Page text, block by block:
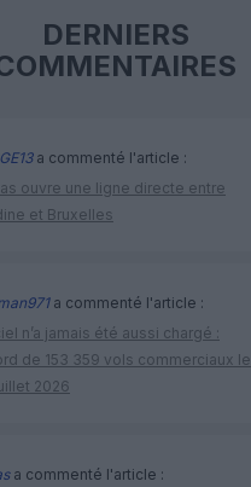
DERNIERS
a commenté l'article :
ouvre une ligne directe entre
et Bruxelles
a commenté l'article :
n’a jamais été aussi chargé :
de 153 359 vols commerciaux le
2026
a commenté l'article :